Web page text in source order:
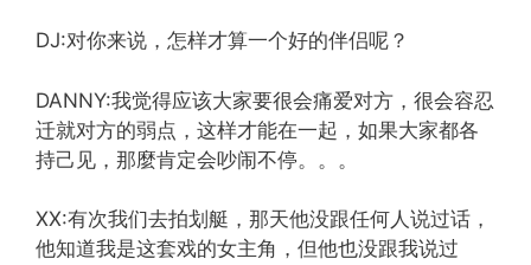
DJ:对你来说，怎样才算一个好的伴侣呢？
DANNY:我觉得应该大家要很会痛爱对方，很会容忍
迁就对方的弱点，这样才能在一起，如果大家都各
持己见，那麼肯定会吵闹不停。。。
XX:有次我们去拍划艇，那天他没跟任何人说过话，
他知道我是这套戏的女主角，但他也没跟我说过